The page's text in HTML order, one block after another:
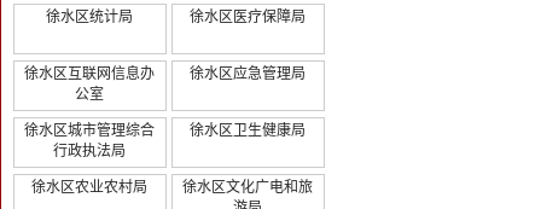
徐水区统计局 徐水区医疗保障局
徐水区互联网信息办
公室
徐水区应急管理局
徐水区城市管理综合
行政执法局
徐水区卫生健康局
徐水区农业农村局
徐水区文化广电和旅